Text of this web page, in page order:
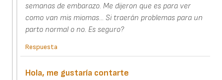
semanas de embarazo. Me dijeron que es para ver
como van mis miomas... Si traerán problemas para un
parto normal o no. Es seguro?
Respuesta
Hola, me gustaría contarte